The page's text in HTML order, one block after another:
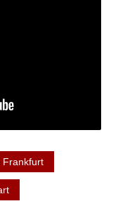
Frankfurt